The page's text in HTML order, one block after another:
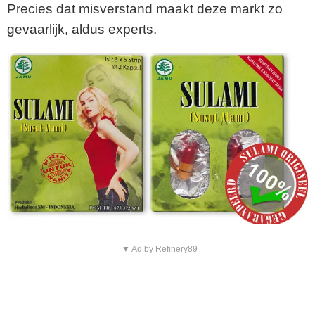
Precies dat misverstand maakt deze markt zo
gevaarlijk, aldus experts.
▼ Ad by Refinery89